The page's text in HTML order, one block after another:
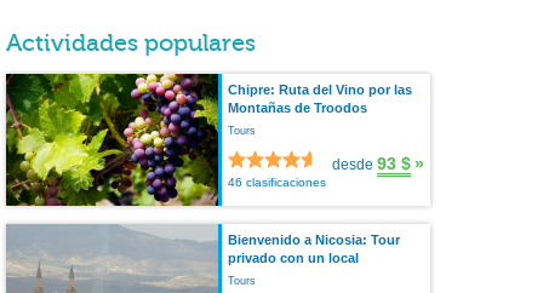
Actividades populares
Chipre: Ruta del Vino por las
Montañas de Troodos
Tours
46 clasificaciones
desde 93 $»
Bienvenido a Nicosia: Tour
privado con un local
Tours